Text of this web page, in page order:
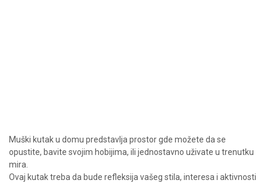
Muški kutak u domu predstavlja prostor gde možete da se
opustite, bavite svojim hobijima, ili jednostavno uživate u trenutku
mira.
Ovaj kutak treba da bude refleksija vašeg stila, interesa i aktivnosti